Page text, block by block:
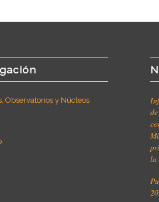
Observatorios y Núcleos
la